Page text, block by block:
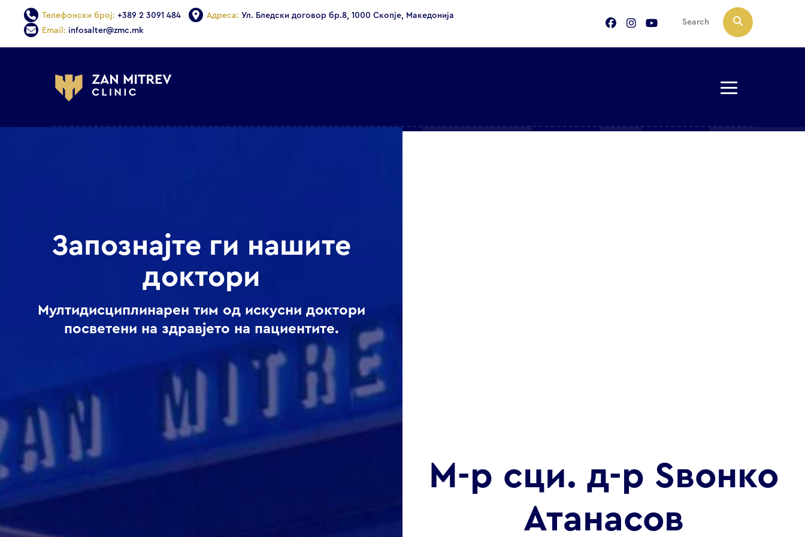
Телефонски број: +389 2 3091 484 Адреса: Ул. Бледски договор бр.8, 1000 Скопје, Македонија
Email: infosalter@zmc.mk
Запознајте ги нашите
доктори
Мултидисциплинарен тим од искусни доктори
посветени на здравјето на пациентите.
М-р сци. д-р Ѕвонко
Атанасов